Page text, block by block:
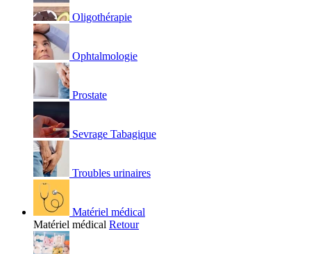
Oligothérapie
Ophtalmologie
Prostate
Sevrage Tabagique
Troubles urinaires
Matériel médical
Matériel médical Retour